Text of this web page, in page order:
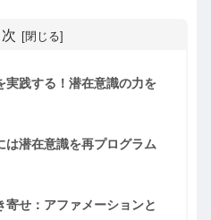
次
実践する！潜在意識の力を
は潜在意識を再プログラム
寄せ：アファメーションと